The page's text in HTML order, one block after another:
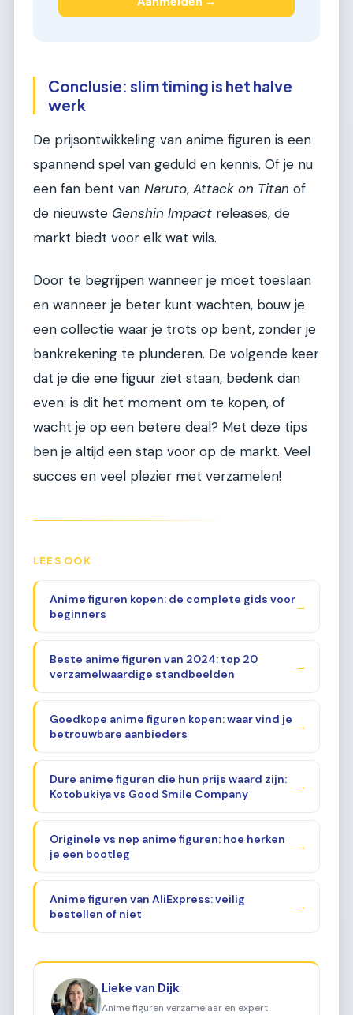
Conclusie: slim timing is het halve
werk
De prijsontwikkeling van anime figuren is een
spannend spel van geduld en kennis. Of je nu
een fan bent van Naruto, Attack on Titan of
de nieuwste Genshin Impact releases, de
markt biedt voor elk wat wils.
Door te begrijpen wanneer je moet toeslaan
en wanneer je beter kunt wachten, bouw je
een collectie waar je trots op bent, zonder je
bankrekening te plunderen. De volgende keer
dat je die ene figuur ziet staan, bedenk dan
even: is dit het moment om te kopen, of
wacht je op een betere deal? Met deze tips
ben je altijd een stap voor op de markt. Veel
succes en veel plezier met verzamelen!
LEES OOK
Anime figuren kopen: de complete gids voor
beginners
→
Beste anime figuren van 2024: top 20
verzamelwaardige standbeelden
→
Goedkope anime figuren kopen: waar vind je
betrouwbare aanbieders
→
Dure anime figuren die hun prijs waard zijn:
Kotobukiya vs Good Smile Company
→
Originele vs nep anime figuren: hoe herken
je een bootleg
→
Anime figuren van AliExpress: veilig
bestellen of niet
→
Lieke van Dijk
Anime figuren verzamelaar en expert